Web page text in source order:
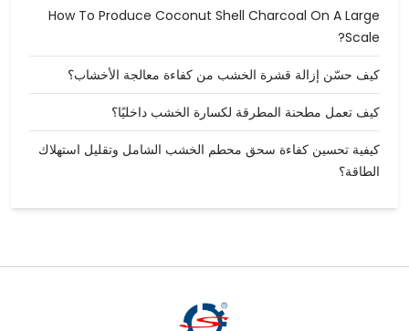
How To Produce Coconut Shell Charcoal On A Large
Scale?
كيف حسّن إزالة قشرة الخشب من كفاءة معالجة الأخشاب؟
كيف تعمل مطحنة المطرقة لكسارة الخشب داخليًا؟
كيفية تحسين كفاءة سحق محطم الخشب الشامل وتقليل استهلاك
الطاقة؟